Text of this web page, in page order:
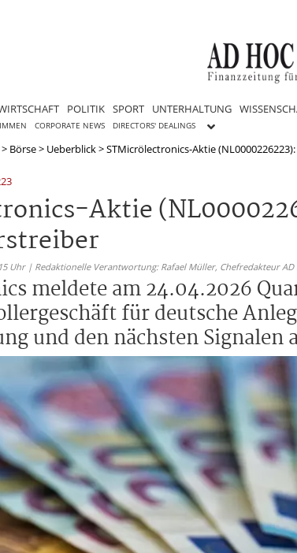
POLITIK SPORT UNTERHALTUNG
CORPORATE NEWS DIRECTORS' DEALINGS
> Börse> Ueberblick>STMicrölectronics-Aktie
Aktie
Uhr | Redaktionelle Verantwortung: Rafael Müller, Chefredakteur AD
meldete am 24.04.2026
für deutsche
und den nächsten